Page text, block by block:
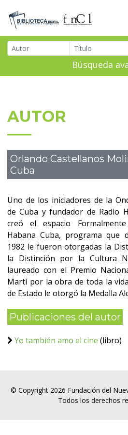
Búsqueda
AUTOR
Orlando Castellanos
Cuba
Uno de los iniciadores de la
de Cuba y fundador de Radio
creó el espacio
Habana Cuba, programa que
1982 le fueron otorgadas la
la Distinción por la Cultura
laureado con el Premio
Martí por la obra de toda la
de Estado le otorgó la Medalla
Publicaciones del autor
Yo también amo el cine (libro)
© Copyright 2026 Fundación del
Todos los derechos